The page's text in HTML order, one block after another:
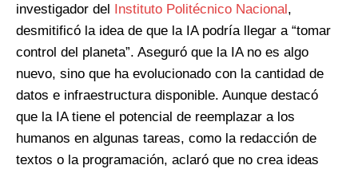
investigador del Instituto Politécnico Nacional ,
desmitificó la idea de que la IA podría llegar a “tomar
control del planeta”. Aseguró que la IA no es algo
nuevo, sino que ha evolucionado con la cantidad de
datos e infraestructura disponible. Aunque destacó
que la IA tiene el potencial de reemplazar a los
humanos en algunas tareas, como la redacción de
textos o la programación, aclaró que no crea ideas